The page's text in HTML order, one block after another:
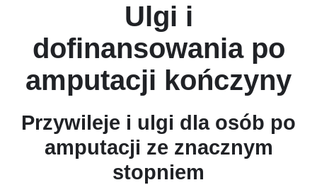
Ulgi i
dofinansowania po
amputacji kończyny
Przywileje i ulgi dla osób po
amputacji ze znacznym
stopniem